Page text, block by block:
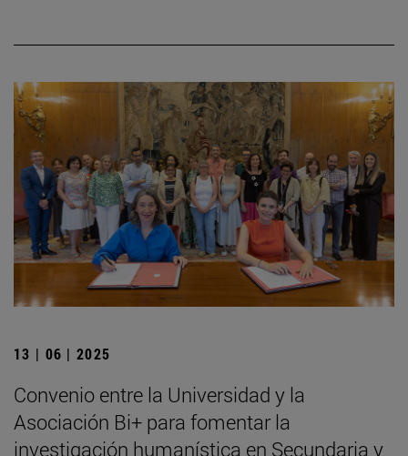
13 | 06 | 2025
Convenio entre la Universidad y la
Asociación Bi+ para fomentar la
investigación humanística en Secundaria y